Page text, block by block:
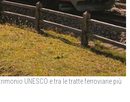
UNESCO e tra le tratte ferroviarie più